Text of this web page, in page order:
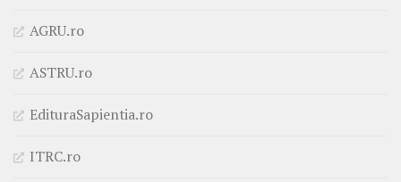
AGRU.ro
ASTRU.ro
EdituraSapientia.ro
ITRC.ro